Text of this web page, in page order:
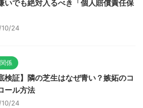
いでも絶対入るべき「個人賠償責任保
10/24
係
検証】隣の芝生はなぜ青い？嫉妬のコ
ール方法
10/24